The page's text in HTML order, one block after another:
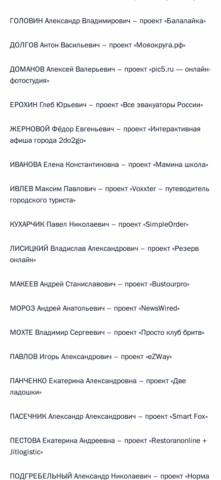
ГОЛОВИН Александр Владимирович – проект «Балалайка»
ДОЛГОВ Антон Васильевич – проект «Мояокруга.рф»
ДОМАНОВ Алексей Валерьевич – проект «pic5.ru — онлайн-
фотостудия»
ЕРОХИН Глеб Юрьевич – проект «Все эвакуаторы России»
ЖЕРНОВОЙ Фёдор Евгеньевич – проект «Интерактивная
афиша города 2do2go»
ИВАНОВА Елена Константиновна – проект «Мамина школа»
ИВЛЕВ Максим Павлович – проект «Voxxter – путеводитель
городского туриста»
КУХАРЧИК Павел Николаевич – проект «SimpleOrder»
ЛИСИЦКИЙ Владислав Александрович – проект «Резерв
онлайн»
МАКЕЕВ Андрей Станиславович – проект «Bustourpro»
МОРОЗ Андрей Анатольевич – проект «NewsWired»
МОХТЕ Владимир Сергеевич – проект «Просто клуб бритв»
ПАВЛОВ Игорь Александрович – проект «eZWay»
ПАНЧЕНКО Екатерина Александровна – проект «Две
ладошки»
ПАСЕЧНИК Александр Александрович – проект «Smart Fox»
ПЕСТОВА Екатерина Андреевна – проект «Restoranonline +
Jitlogistic»
ПОДГРЕБЕЛЬНЫЙ Александр Николаевич – проект «Норма